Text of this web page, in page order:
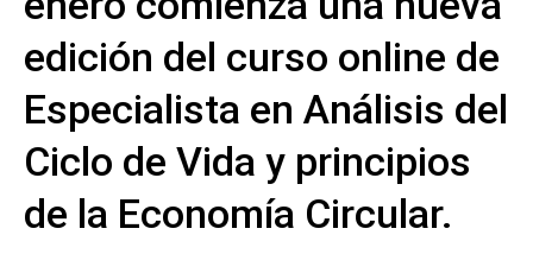
edición del curso online de
Especialista en Análisis del
Ciclo de Vida y principios
de la Economía Circular.